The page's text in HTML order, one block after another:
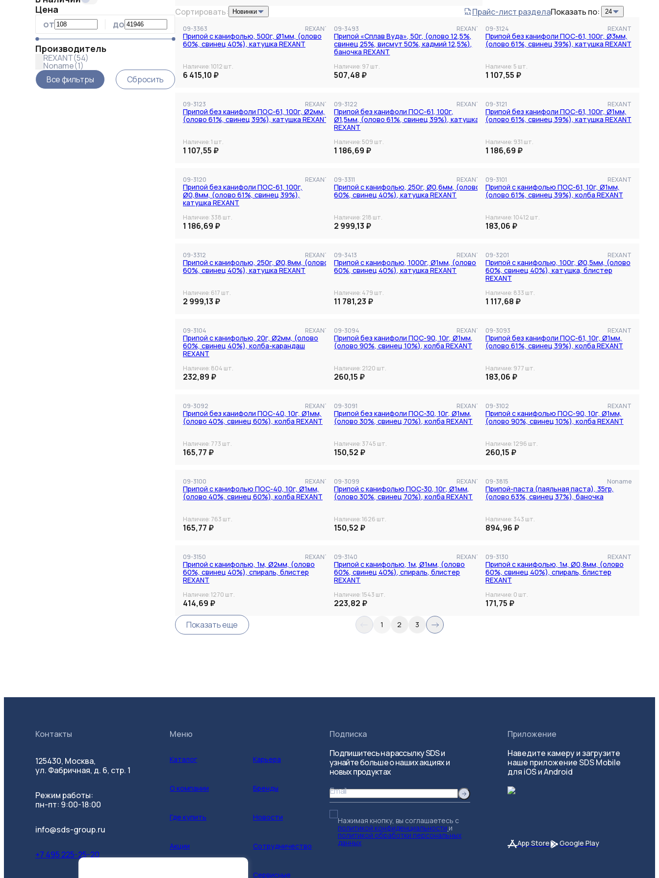
Цена
от
до
Производитель
REXANT(54)
Noname(1)
Все фильтры
Сбросить
Сортировать: Новинки Прайс-лист разделаПоказать по: 24
09-3363 REXANT
Припой с канифолью, 500г, Ø1мм, (олово
60%, свинец 40%), катушка REXANT
Наличие:1012 шт.
6 415,10 ₽
09-3493 REXANT
Припой «Сплав Вуда», 50г, (олово 12,5%,
свинец 25%, висмут 50%, кадмий 12,5%),
баночка REXANT
Наличие: 97 шт.
507,48 ₽
09-3124 REXANT
Припой без канифоли ПОС-61, 100г, Ø3мм,
(олово 61%, свинец 39%), катушка REXANT
Наличие: 5 шт.
1 107,55 ₽
09-3123 REXANT
Припой без канифоли ПОС-61, 100г, Ø2мм,
(олово 61%, свинец 39%), катушка REXANT
Наличие:1 шт.
1 107,55 ₽
09-3122 REXANT
Припой без канифоли ПОС-61, 100г,
Ø1,5мм, (олово 61%, свинец 39%), катушка
REXANT
Наличие: 509 шт.
1 186,69 ₽
09-3121 REXANT
Припой без канифоли ПОС-61, 100г, Ø1мм,
(олово 61%, свинец 39%), катушка REXANT
Наличие: 931 шт.
1 186,69 ₽
09-3120 REXANT
Припой без канифоли ПОС-61, 100г,
Ø0,8мм, (олово 61%, свинец 39%),
катушка REXANT
Наличие: 338 шт.
1 186,69 ₽
09-3311 REXANT
Припой с канифолью, 250г, Ø0,6мм, (олово
60%, свинец 40%), катушка REXANT
Наличие: 218 шт.
2 999,13 ₽
09-3101 REXANT
Припой с канифолью ПОС-61, 10г, Ø1мм,
(олово 61%, свинец 39%), колба REXANT
Наличие:10412 шт.
183,06 ₽
09-3312 REXANT
Припой с канифолью, 250г, Ø0,8мм, (олово
60%, свинец 40%), катушка REXANT
Наличие: 617 шт.
2 999,13 ₽
09-3413 REXANT
Припой с канифолью, 1000г, Ø1мм, (олово
60%, свинец 40%), катушка REXANT
Наличие: 479 шт.
11 781,23 ₽
09-3201 REXANT
Припой с канифолью, 100г, Ø0,5мм, (олово
60%, свинец 40%), катушка, блистер
REXANT
Наличие: 833 шт.
1 117,68 ₽
09-3104 REXANT
Припой с канифолью, 20г, Ø2мм, (олово
60%, свинец 40%), колба-карандаш
REXANT
Наличие: 804 шт.
232,89 ₽
09-3094 REXANT
Припой без канифоли ПОС-90, 10г, Ø1мм,
(олово 90%, свинец 10%), колба REXANT
Наличие: 2120 шт.
260,15 ₽
09-3093 REXANT
Припой без канифоли ПОС-61, 10г, Ø1мм,
(олово 61%, свинец 39%), колба REXANT
Наличие: 977 шт.
183,06 ₽
09-3092 REXANT
Припой без канифоли ПОС-40, 10г, Ø1мм,
(олово 40%, свинец 60%), колба REXANT
Наличие: 773 шт.
165,77 ₽
09-3091 REXANT
Припой без канифоли ПОС-30, 10г, Ø1мм,
(олово 30%, свинец 70%), колба REXANT
Наличие: 3745 шт.
150,52 ₽
09-3102 REXANT
Припой с канифолью ПОС-90, 10г, Ø1мм,
(олово 90%, свинец 10%), колба REXANT
Наличие:1296 шт.
260,15 ₽
09-3100 REXANT
Припой с канифолью ПОС-40, 10г, Ø1мм,
(олово 40%, свинец 60%), колба REXANT
Наличие: 763 шт.
165,77 ₽
09-3099 REXANT
Припой с канифолью ПОС-30, 10г, Ø1мм,
(олово 30%, свинец 70%), колба REXANT
Наличие:1626 шт.
150,52 ₽
09-3815 Noname
Припой-паста (паяльная паста), 35гр,
(олово 63%, свинец 37%), баночка
Наличие: 343 шт.
894,96 ₽
09-3150 REXANT
Припой с канифолью, 1м, Ø2мм, (олово
60%, свинец 40%), спираль, блистер
REXANT
Наличие:1270 шт.
414,69 ₽
09-3140 REXANT
Припой с канифолью, 1м, Ø1мм, (олово
60%, свинец 40%), спираль, блистер
REXANT
Наличие:1543 шт.
223,82 ₽
09-3130 REXANT
Припой с канифолью, 1м, Ø0,8мм, (олово
60%, свинец 40%), спираль, блистер
REXANT
Наличие: 0 шт.
171,75 ₽
Показать еще
1 2 3
Контакты
125430, Москва,
ул. Фабричная, д. 6, стр. 1
Режим работы:
пн-пт: 9:00-18:00
info@sds-group.ru
+7 495 225-25-20
Меню
Каталог Карьера
О компании Бренды
Где купить Новости
Акции Сотрудничество
Сервисные
Подписка
Подпишитесь на рассылку SDS и
узнайте больше о наших акциях и
новых продуктах
Email
Нажимая кнопку, вы соглашаетесь с
политикой конфиденциальности и
политикой обработки персональных
данных
Приложение
Наведите камеру и загрузите
наше приложение SDS Mobile
для iOS и Android
App Store Google Play
Сбросить